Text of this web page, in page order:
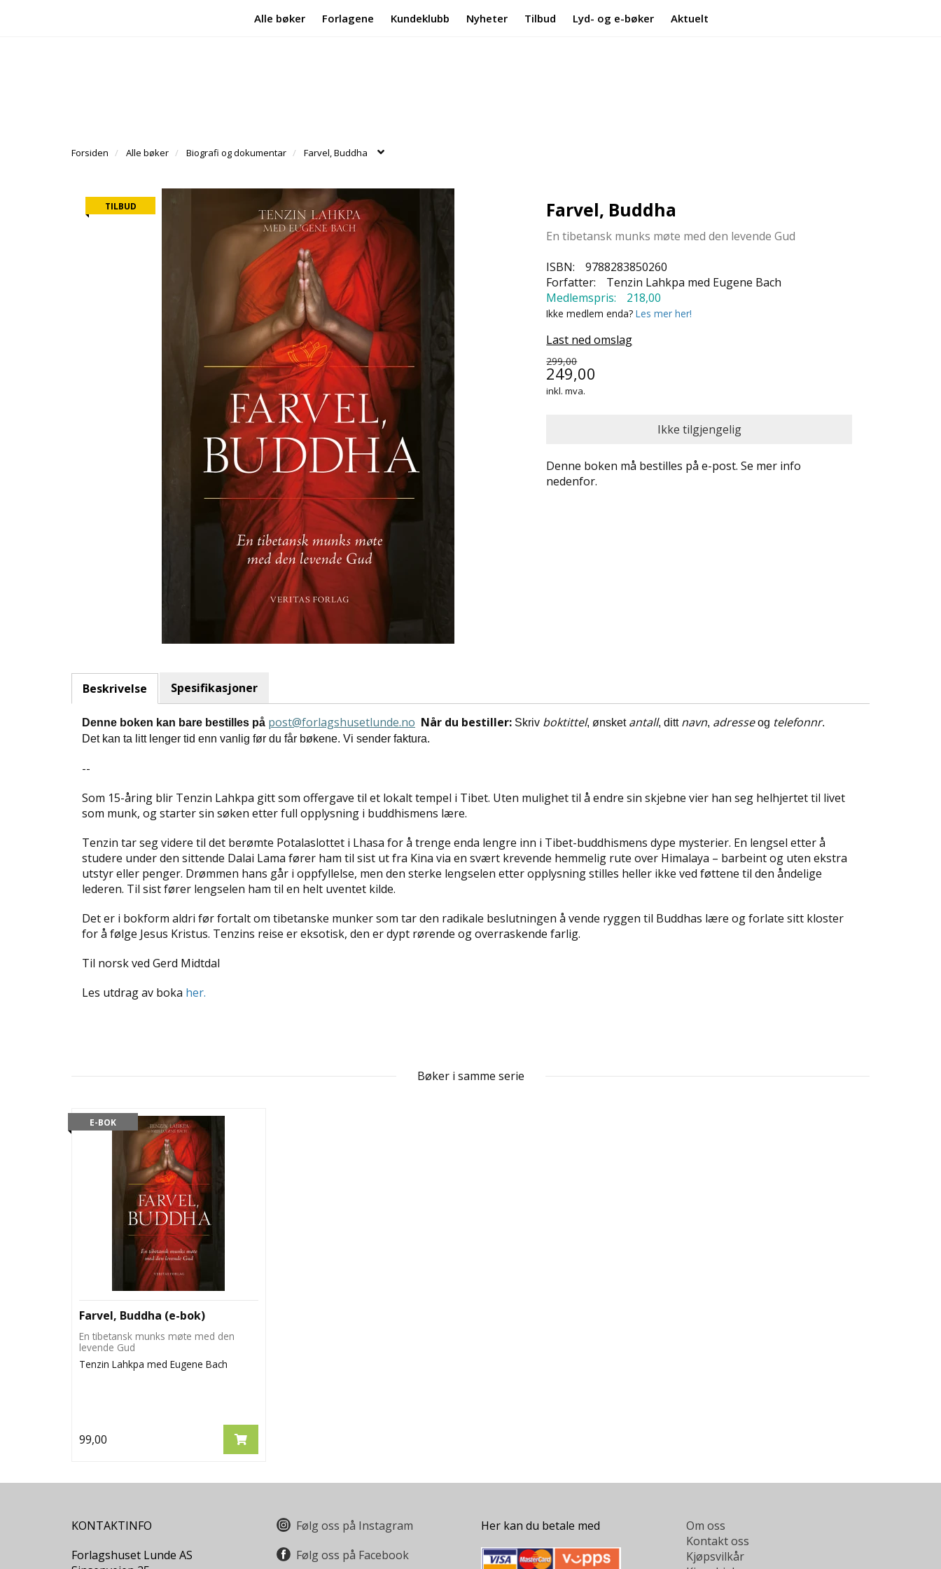
Alle bøker Forlagene Kundeklubb Nyheter Tilbud Lyd- og e-bøker Aktuelt
Forsiden Alle bøker Biografi og dokumentar Farvel, Buddha
TILBUD Farvel, Buddha
En tibetansk munks møte med den levende Gud
ISBN:
9788283850260
Forfatter:
Tenzin Lahkpa med Eugene Bach
Medlemspris:
218,00
Ikke medlem enda?Les mer her!
Last ned omslag
299,00
249,00
inkl. mva.
Denne boken må bestilles på e-post. Se mer info
nedenfor.
Beskrivelse Spesifikasjoner
Denne boken kan bare bestilles på post@forlagshusetlunde.no Når du bestiller: Skriv boktittel, ønsket antall, ditt navn, adresseog telefonnr.
Det kan ta litt lenger tid enn vanlig før du får bøkene. Vi sender faktura.
--
Som 15-åring blir Tenzin Lahkpa gitt som offergave til et lokalt tempel i Tibet. Uten mulighet til å endre sin skjebne vier han seg helhjertet til livet
som munk, og starter sin søken etter full opplysning i buddhismens lære.
Tenzin tar seg videre til det berømte Potalaslottet i Lhasa for å trenge enda lengre inn i Tibet-buddhismens dype mysterier. En lengsel etter å
studere under den sittende Dalai Lama fører ham til sist ut fra Kina via en svært krevende hemmelig rute over Himalaya – barbeint og uten ekstra
utstyr eller penger. Drømmen hans går i oppfyllelse, men den sterke lengselen etter opplysning stilles heller ikke ved føttene til den åndelige
lederen. Til sist fører lengselen ham til en helt uventet kilde.
Det er i bokform aldri før fortalt om tibetanske munker som tar den radikale beslutningen å vende ryggen til Buddhas lære og forlate sitt kloster
for å følge Jesus Kristus. Tenzins reise er eksotisk, den er dypt rørende og overraskende farlig.
Til norsk ved Gerd Midtdal
Les utdrag av boka her.
Bøker i samme serie
E-BOK
Farvel, Buddha (e-bok)
En tibetansk munks møte med den
levende Gud
Tenzin Lahkpa med Eugene Bach
99,00
KONTAKTINFO
Forlagshuset Lunde AS
Følg oss på Instagram
Følg oss på Facebook
Her kan du betale med
Om oss
Kontakt oss
Kjøpsvilkår